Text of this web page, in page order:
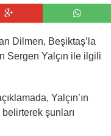
Dilmen, Beşiktaş’la
Sergen Yalçın ile ilgili
Yalçın’ın
belirterek şunları